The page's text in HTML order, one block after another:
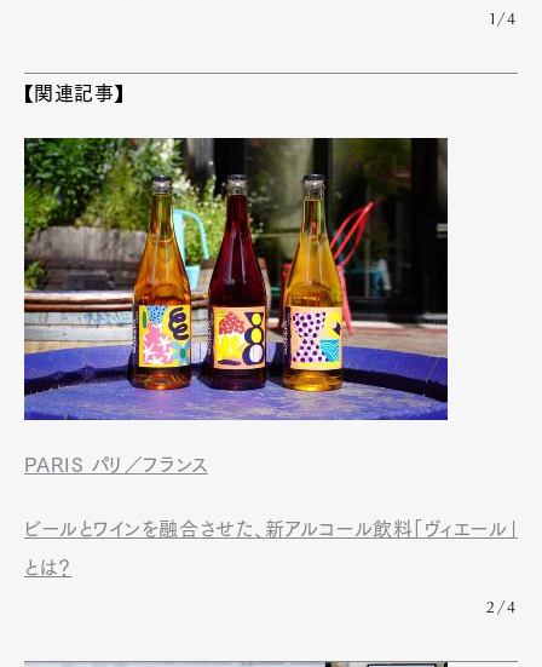
1/4
【関連記事】
PARIS パリ／フランス
ビールとワインを融合させた、新アルコール飲料「ヴィエール」
とは？
2/4